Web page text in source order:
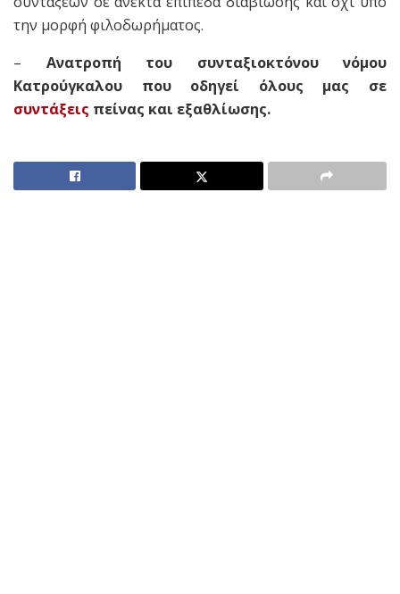
την μορφή φιλοδωρήματος.
– Ανατροπή του συνταξιοκτόνου νόμου
Κατρούγκαλου που οδηγεί όλους μας σε
συντάξεις πείνας και εξαθλίωσης.